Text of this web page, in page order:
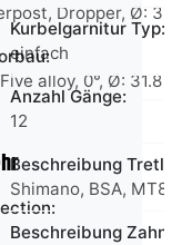
Dropper, Ø:
alloy, 0°, Ø: 31.8
Kurbelgarnitur Typ:
einfach
Anzahl Gänge:
12
Beschreibung
Shimano, BSA,
Beschreibung